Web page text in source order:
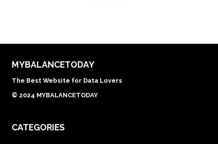
MYBALANCETODAY
The Best Website for Data Lovers
© 2024 MYBALANCETODAY
CATEGORIES